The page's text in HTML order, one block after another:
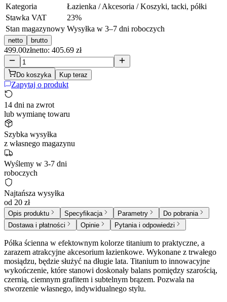
Kategoria
Łazienka / Akcesoria / Koszyki, tacki, półki
Stawka VAT
23%
Stan magazynowy Wysyłka w 3–7 dni roboczych
netto brutto
499.00złnetto: 405.69 zł
Do koszyka Kup teraz
Zapytaj o produkt
14 dni na zwrot
lub wymianę towaru
Szybka wysyłka
z własnego magazynu
Wyślemy w 3-7 dni
roboczych
Najtańsza wysyłka
od 20 zł
Opis produktu Specyfikacja Parametry
Do pobrania
Dostawa i płatności
Opinie Pytania i odpowiedzi
Półka ścienna w efektownym kolorze titanium to praktyczne, a
zarazem atrakcyjne akcesorium łazienkowe. Wykonane z trwałego
mosiądzu, będzie służyć na długie lata. Titanium to innowacyjne
wykończenie, które stanowi doskonały balans pomiędzy szarością,
czernią, ciemnym grafitem i subtelnym brązem. Pozwala na
stworzenie własnego, indywidualnego stylu.